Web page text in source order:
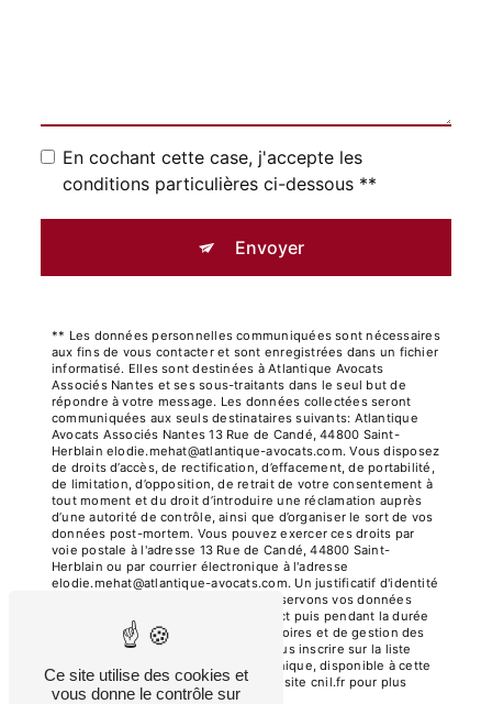
En cochant cette case, j'accepte les
conditions particulières ci-dessous **
Envoyer
** Les données personnelles communiquées sont nécessaires
aux fins de vous contacter et sont enregistrées dans un fichier
informatisé. Elles sont destinées à Atlantique Avocats
Associés Nantes et ses sous-traitants dans le seul but de
répondre à votre message. Les données collectées seront
communiquées aux seuls destinataires suivants: Atlantique
Avocats Associés Nantes 13 Rue de Candé, 44800 Saint-
Herblain elodie.mehat@atlantique-avocats.com. Vous disposez
de droits d’accès, de rectification, d’effacement, de portabilité,
de limitation, d’opposition, de retrait de votre consentement à
tout moment et du droit d’introduire une réclamation auprès
d’une autorité de contrôle, ainsi que d’organiser le sort de vos
données post-mortem. Vous pouvez exercer ces droits par
voie postale à l'adresse 13 Rue de Candé, 44800 Saint-
Herblain ou par courrier électronique à l'adresse
elodie.mehat@atlantique-avocats.com. Un justificatif d'identité
pourra vous être demandé. Nous conservons vos données
pendant la période de prise de contact puis pendant la durée
de prescription légale aux fins probatoires et de gestion des
contentieux. Vous avez le droit de vous inscrire sur la liste
d'opposition au démarchage téléphonique, disponible à cette
adresse: Bloctel.gouv.fr. Consultez le site cnil.fr pour plus
d’informations sur vos droits.
Ce site utilise des cookies et
vous donne le contrôle sur